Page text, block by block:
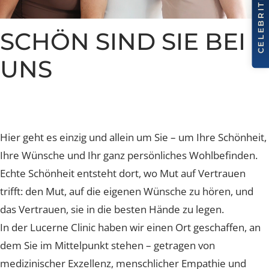
Brustverkleinerung
BreastExpert Brust Zweitmeinung
BreastCare+ Absicherung
Sculptra Body
CelluTreat
Liquid Facelift
Hyaluron-Filler
Hylase
Hautunregelmässigkeiten Laser
Laser Technologien
Whatsapp Community
Patientenstories
Lucerne Clinic Hautnah
SCHÖN SIND SIE BEI
UNS
Hier geht es einzig und allein um Sie – um Ihre
Ihre Wünsche und Ihr ganz persönliches
Echte Schönheit entsteht dort, wo Mut auf Vertrauen
trifft: den Mut, auf die eigenen Wünsche zu hören, und
das Vertrauen, sie in die besten Hände zu legen.
In der Lucerne Clinic haben wir einen Ort geschaffen,
Nachsorge und Heilung
Preise
Häufige Fragen
Celebrities
Nachsorge und Heilung
Preise
Tiefe Infektionsraten
Patientenstorys
Celebrities
Busenfreundin Special
Nachsorge und Heilung
Preise
Häufige Fragen
Nachsorge und Heilung
Preise
Häufige Fragen
Patientenstorys
Celebrities
Nachsorge und Heilung
Preise
Häufige Fragen
Patientenstorys
Preise
sweatLess+ Friends